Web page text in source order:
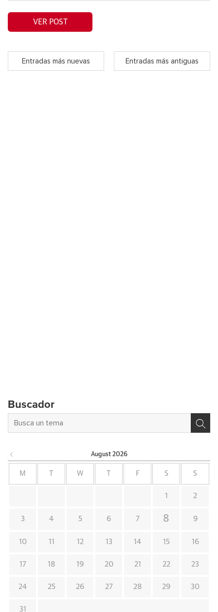
VER POST
Entradas más nuevas Entradas más antiguas
Buscador
August 2026
M W F S S
1 2
3 4 5 6 7 8 9
10 11 12 13 14 15 16
17 18 19 20 21 22 23
24 25 26 27 28 29 30
31